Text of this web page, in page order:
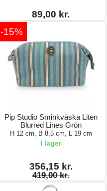
89,00 kr.
-15%
Pip Studio Sminkväska Liten
Blurred Lines Grön
H 12 cm, B 8,5 cm, L 19 cm
I lager
356,15 kr.
419,00 kr.